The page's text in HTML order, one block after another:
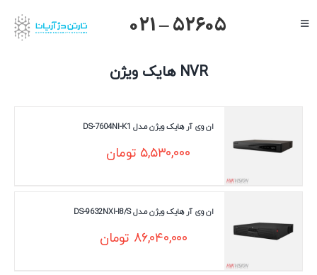
to
Toggle
میکروتیک
تیاندی
021 – 52605
NVR هایک ویژن
ان وی آر هایک ویژن مـدل DS-7604NI-K1
۵,۵۳۰,۰۰۰ تومان
ان وی آر هایک ویژن مـدل DS-9632NXI-I8/S
۸۶,۰۴۰,۰۰۰ تومان